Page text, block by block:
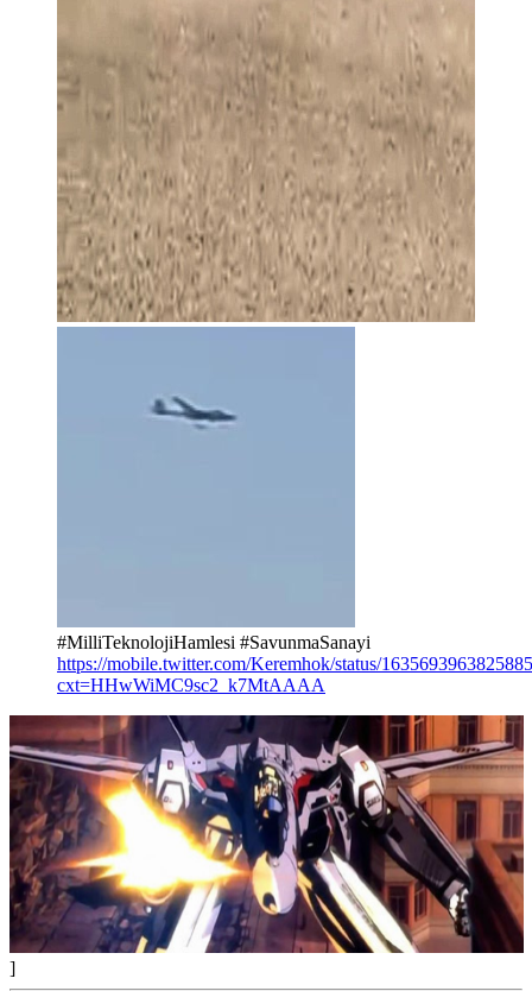
#MilliTeknolojiHamlesi #SavunmaSanayi
https://mobile.twitter.com/Keremhok/status/
cxt=HHwWiMC9sc2_k7MtAAAA
]